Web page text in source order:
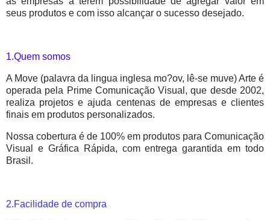
seus produtos e com isso alcançar o sucesso desejado.
1.Quem somos
A Move (palavra da lingua inglesa mo?ov, lê-se muve) Arte é
operada pela Prime Comunicação Visual, que desde 2002,
realiza projetos e ajuda centenas de empresas e clientes
finais em produtos personalizados.
Nossa cobertura é de 100% em produtos para Comunicação
Visual e Gráfica Rápida, com entrega garantida em todo
Brasil.
2.Facilidade de compra